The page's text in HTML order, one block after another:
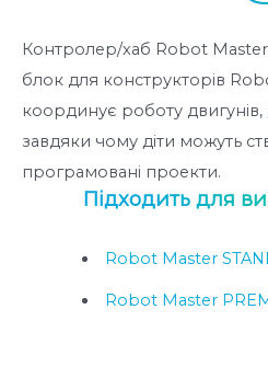
Контролер/хаб Robot
блок для конструкторів
координує роботу двигунів,
завдяки чому діти можуть
програмовані проекти.
Підходить для
Robot Master
Robot Master